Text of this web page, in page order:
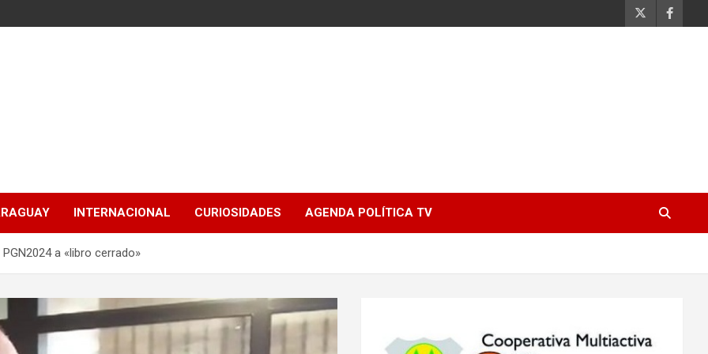
INTERNACIONAL CURIOSIDADES AGENDA POLÍTICA TV
a «libro cerrado»